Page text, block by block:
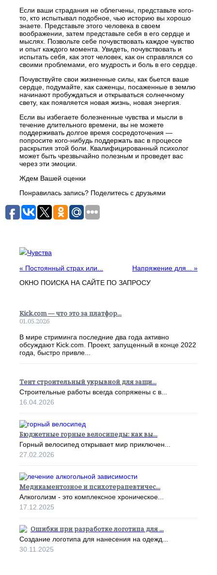
Если ваши страдания не облегчены, представьте кого-
то, кто испытывал подобное, чью историю вы хорошо
знаете. Представьте этого человека в своем
воображении, затем представьте себя в его сердце и
мыслях. Позвольте себе почувствовать каждое чувство
и опыт каждого момента. Увидеть, почувствовать и
испытать себя, как этот человек, как он справлялся со
своими проблемами, его мудрость и боль в его сердце.
Почувствуйте свои жизненные силы, как бьется ваше
сердце, подумайте, как саженцы, посаженные в землю
начинают пробуждаться и открываться солнечному
свету, как появляется новая жизнь, новая энергия.
Если вы избегаете болезненные чувства и мысли в
течение длительного времени, вы не можете
поддерживать долгое время сосредоточения —
попросите кого-нибудь поддержать вас в процессе
раскрытия этой боли. Квалифицированный психолог
может быть чрезвычайно полезным и проведет вас
через эти эмоции.
Ждем Вашей оценки
Понравилась запись? Поделитесь с друзьями
Чувства
« Постоянный страх или... Напряжение для... »
ОКНО ПОИСКА НА САЙТЕ ПО ЗАПРОСУ
Kick.com — что это за платфор...
01.05.2026
В мире стриминга последние два года активно
обсуждают Kick.com. Проект, запущенный в конце 2022
года, быстро привле...
Тент строительный укрывной для защи...
Строительные работы всегда сопряжены с в...
16.04.2026
Бюджетные горные велосипеды: как вы...
Горный велосипед открывает мир приключен...
27.02.2026
Медикаментозное и психотерапевтичес...
Алкоголизм - это комплексное хроническое...
17.12.2025
Ошибки при разработке логотипа для ...
Создание логотипа для нанесения на одежд...
30.11.2025